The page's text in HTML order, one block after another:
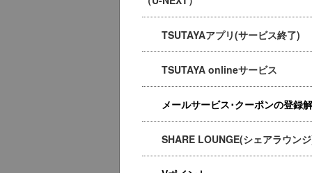
TSUTAYAアプリ(サービス終了)
TSUTAYA onlineサービス
メールサービス･クーポンの登録
SHARE LOUNGE(シェアラウン